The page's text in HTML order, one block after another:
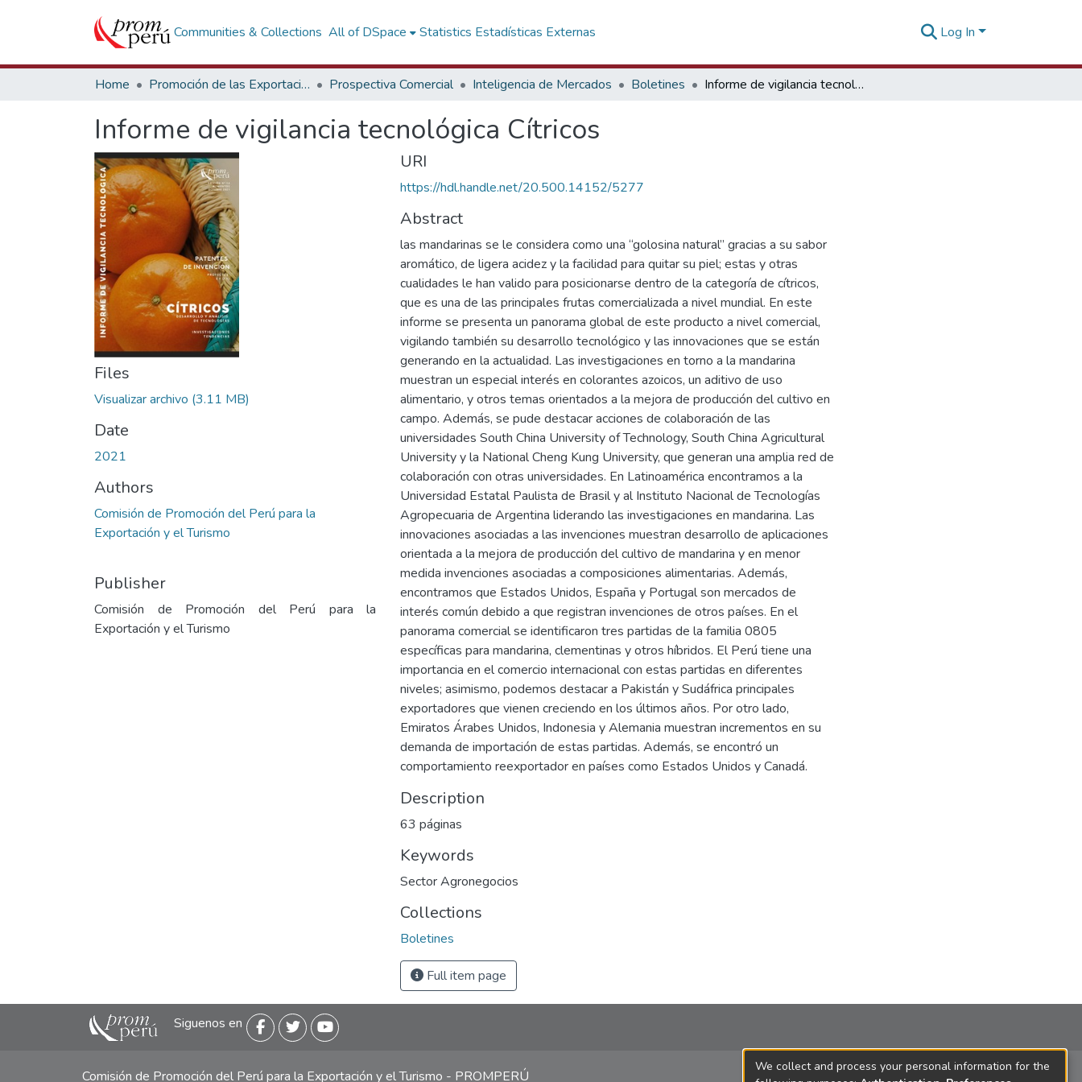
Communities & Collections All of DSpace Statistics Estadísticas Externas Log In
Home Promoción de las Exportaciones Prospectiva Comercial Inteligencia de Mercados Boletines Informe de vigilancia tecnológica Cítricos
Informe de vigilancia tecnológica Cítricos
Files
Visualizar archivo (3.11 MB)
Date
2021
Authors
Comisión de Promoción del Perú para la
Exportación y el Turismo
Publisher
Comisión de Promoción del Perú para la
Exportación y el Turismo
URI
https://hdl.handle.net/20.500.14152/5277
Abstract
las mandarinas se le considera como una “golosina natural” gracias a su sabor
aromático, de ligera acidez y la facilidad para quitar su piel; estas y otras
cualidades le han valido para posicionarse dentro de la categoría de cítricos,
que es una de las principales frutas comercializada a nivel mundial. En este
informe se presenta un panorama global de este producto a nivel comercial,
vigilando también su desarrollo tecnológico y las innovaciones que se están
generando en la actualidad. Las investigaciones en torno a la mandarina
muestran un especial interés en colorantes azoicos, un aditivo de uso
alimentario, y otros temas orientados a la mejora de producción del cultivo en
campo. Además, se pude destacar acciones de colaboración de las
universidades South China University of Technology, South China Agricultural
University y la National Cheng Kung University, que generan una amplia red de
colaboración con otras universidades. En Latinoamérica encontramos a la
Universidad Estatal Paulista de Brasil y al Instituto Nacional de Tecnologías
Agropecuaria de Argentina liderando las investigaciones en mandarina. Las
innovaciones asociadas a las invenciones muestran desarrollo de aplicaciones
orientada a la mejora de producción del cultivo de mandarina y en menor
medida invenciones asociadas a composiciones alimentarias. Además,
encontramos que Estados Unidos, España y Portugal son mercados de
interés común debido a que registran invenciones de otros países. En el
panorama comercial se identificaron tres partidas de la familia 0805
específicas para mandarina, clementinas y otros híbridos. El Perú tiene una
importancia en el comercio internacional con estas partidas en diferentes
niveles; asimismo, podemos destacar a Pakistán y Sudáfrica principales
exportadores que vienen creciendo en los últimos años. Por otro lado,
Emiratos Árabes Unidos, Indonesia y Alemania muestran incrementos en su
demanda de importación de estas partidas. Además, se encontró un
comportamiento reexportador en países como Estados Unidos y Canadá.
Description
63 páginas
Keywords
Sector Agronegocios
Collections
Boletines
Full item page
Siguenos en
Comisión de Promoción del Perú para la Exportación y el Turismo - PROMPERÚ
We collect and process your personal information for the